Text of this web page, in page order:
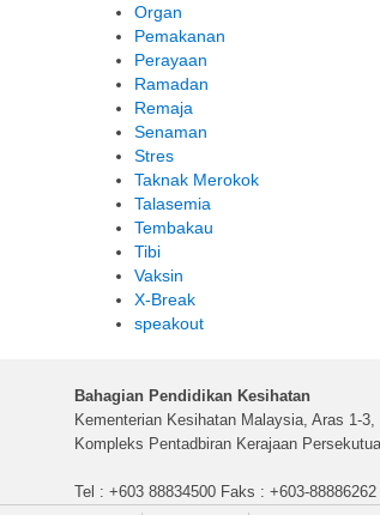
Organ
Pemakanan
Perayaan
Ramadan
Remaja
Senaman
Stres
Taknak Merokok
Talasemia
Tembakau
Tibi
Vaksin
X-Break
speakout
Bahagian Pendidikan Kesihatan
Kementerian Kesihatan Malaysia, Aras 1-
Kompleks Pentadbiran Kerajaan
Tel : +603 88834500 Faks : +603-